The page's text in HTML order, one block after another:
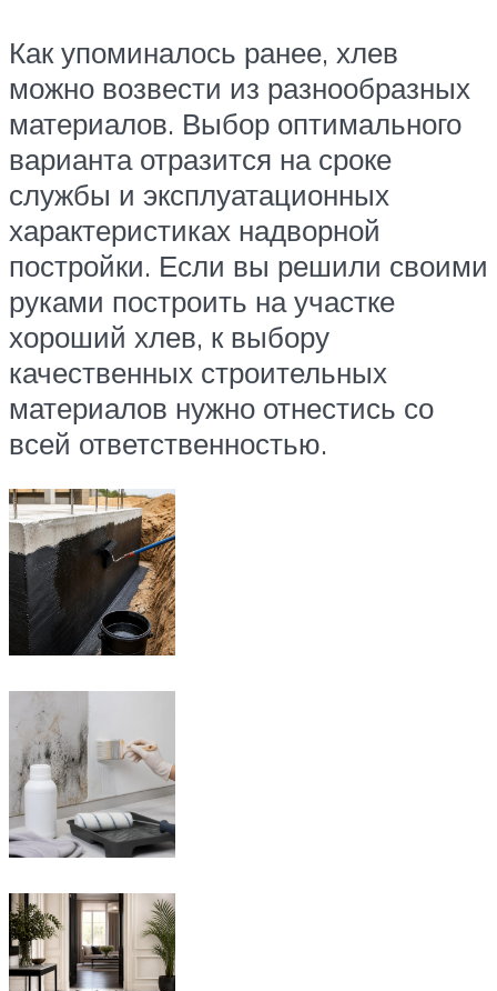
Как упоминалось ранее, хлев
можно возвести из разнообразных
материалов. Выбор оптимального
варианта отразится на сроке
службы и эксплуатационных
характеристиках надворной
постройки. Если вы решили своими
руками построить на участке
хороший хлев, к выбору
качественных строительных
материалов нужно отнестись со
всей ответственностью.